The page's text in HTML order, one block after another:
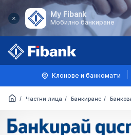
My Fibank
Мобилно банкиране
Клонове и банкомати
Частни лица Банкиране